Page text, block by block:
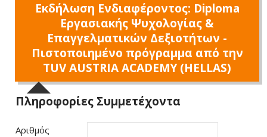
Εκδήλωση Ενδιαφέροντος: Diploma
Εργασιακής Ψυχολογίας &
Επαγγελματικών Δεξιοτήτων -
Πιστοποιημένο πρόγραμμα από την
TUV AUSTRIA ACADEMY (HELLAS)
Πληροφορίες Συμμετέχοντα
Αριθμός